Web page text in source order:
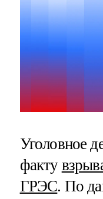
Уголовное
факту
ГРЭС. По